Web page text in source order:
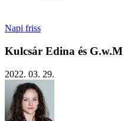
Napi friss
Kulcsár Edina és
2022. 03. 29.